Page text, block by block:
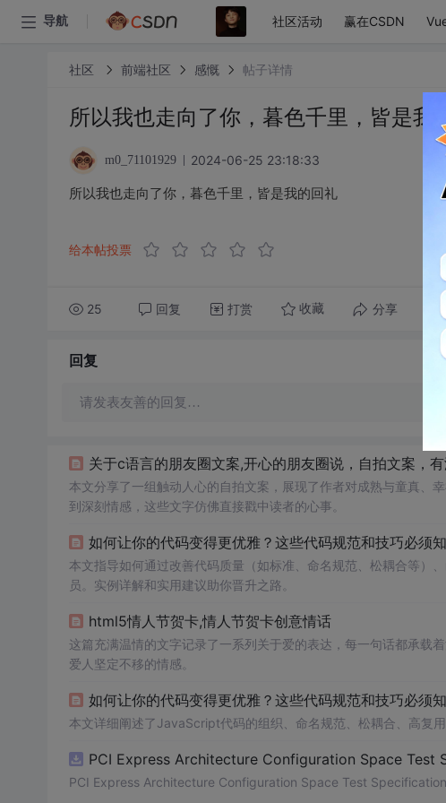
导航 社区活动 赢在CSDN
社区 前端社区 感慨 帖子详情
所以我也走向了你，暮色千里，皆是我
m0_71101929 2024-06-25 23:18:33
所以我也走向了你，暮色千里，皆是我的回礼
给本帖投票
25 回复 打赏 收藏 分享
回复
请发表友善的回复…
关于c语言的朋友圈文案,开心的朋友圈说，自拍文案，
本文分享了一组触动人心的自拍文案，展现了作者对成熟与童真、
到深刻情感，这些文字仿佛直接戳中读者的心事。
如何让你的代码变得更优雅？这些代码规范和技巧必须
本文指导如何通过改善代码质量（如标准、命名规范、松耦合等）
员。实例详解和实用建议助你晋升之路。
html5情人节贺卡,情人节贺卡创意情话
这篇充满温情的文字记录了一系列关于爱的表达，每一句话都承载
爱人坚定不移的情感。
本文详细阐述了JavaScript代码的组织、命名规范、松耦合、高复
PCI Express Architecture Configuration Space Test
PCI Express Architecture Configuration Space Test